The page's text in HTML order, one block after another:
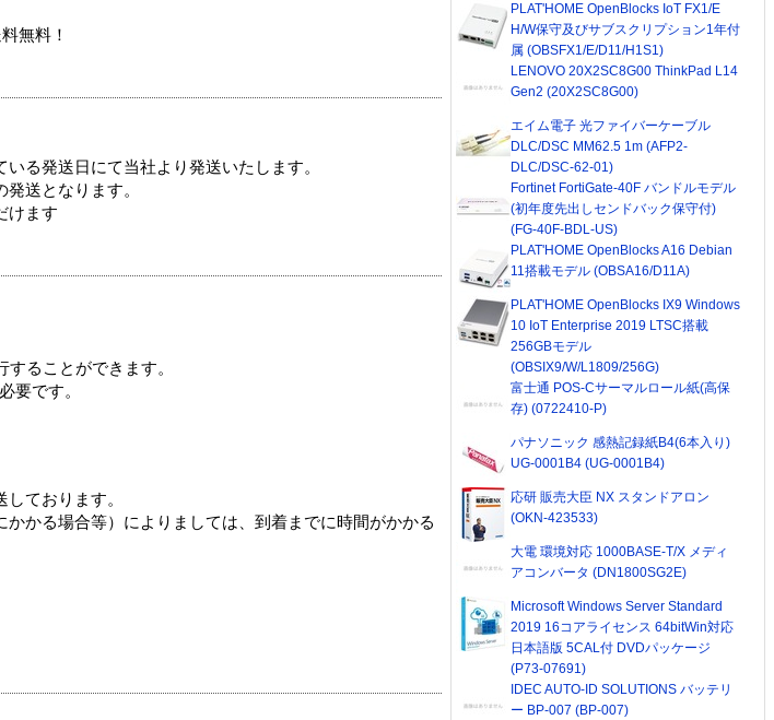
無料！
る発送日にて当社より発送いたします。
送となります。
けます
ることができます。
要です。
ております。
かる場合等）によりましては、到着までに時間がかかる
PLAT'HOME OpenBlocks IoT FX1/E
H/W保守及びサブスクリプション1年付
属 (OBSFX1/E/D11/H1S1)
LENOVO 20X2SC8G00 ThinkPad L14
Gen2 (20X2SC8G00)
エイム電子 光ファイバーケーブル
DLC/DSC MM62.5 1m (AFP2-
DLC/DSC-62-01)
Fortinet FortiGate-40F バンドルモデル
(初年度先出しセンドバック保守付)
(FG-40F-BDL-US)
PLAT'HOME OpenBlocks A16 Debian
11搭載モデル (OBSA16/D11A)
PLAT'HOME OpenBlocks IX9 Windows
10 IoT Enterprise 2019 LTSC搭載
256GBモデル
(OBSIX9/W/L1809/256G)
富士通 POS-Cサーマルロール紙(高保
存) (0722410-P)
パナソニック 感熱記録紙B4(6本入り)
UG-0001B4 (UG-0001B4)
応研 販売大臣 NX スタンドアロン
(OKN-423533)
大電 環境対応 1000BASE-T/X メディ
アコンバータ (DN1800SG2E)
Microsoft Windows Server Standard
2019 16コアライセンス 64bitWin対応
日本語版 5CAL付 DVDパッケージ
(P73-07691)
IDEC AUTO-ID SOLUTIONS バッテリ
ー BP-007 (BP-007)